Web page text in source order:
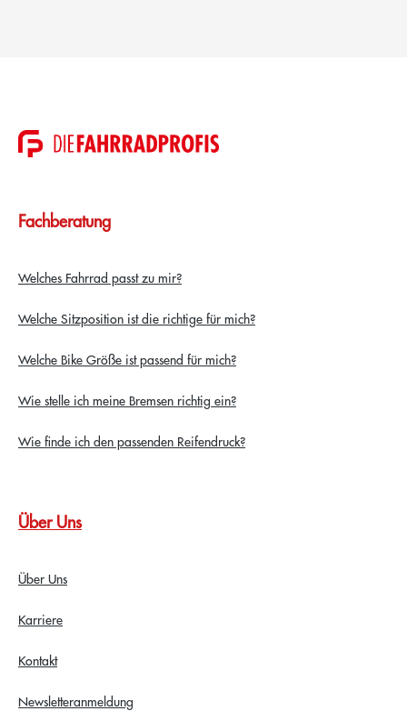
Fachberatung
Welches Fahrrad passt zu mir?
Welche Sitzposition ist die richtige für mich?
Welche Bike Größe ist passend für mich?
Wie stelle ich meine Bremsen richtig ein?
Wie finde ich den passenden Reifendruck?
Über Uns
Über Uns
Karriere
Kontakt
Newsletteranmeldung